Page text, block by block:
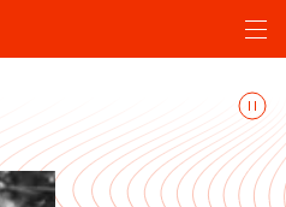
Menü